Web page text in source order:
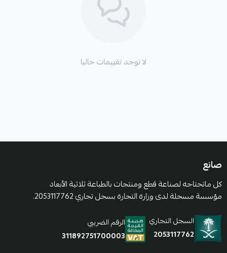
لا توجد تقييمات حاليا
صانع
كل ماتحتاجه لصناعة قطع ومنتجات بالطباعة ثلاثية الأبعاد
مؤسسة مسجلة لدى وزارة التجارة بسجل تجاري 2053117762.
السجل التجاري
2053117762
الرقم الضريبي
311892751700003